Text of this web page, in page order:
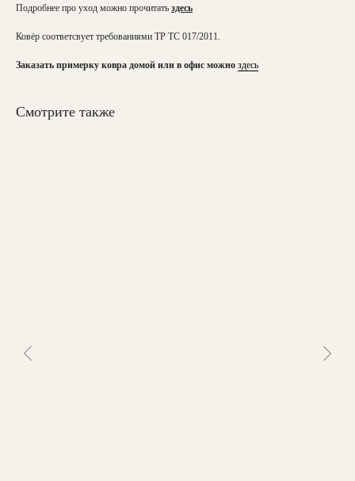
Подробнее про уход можно прочитать здесь
Ковёр соответсвует требованиями ТР ТС 017/2011.
Заказать примерку ковра домой или в офис можно здесь
Смотрите также